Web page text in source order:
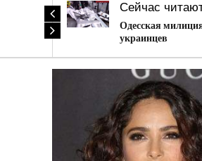
Сейчас
Одесская
украинцев